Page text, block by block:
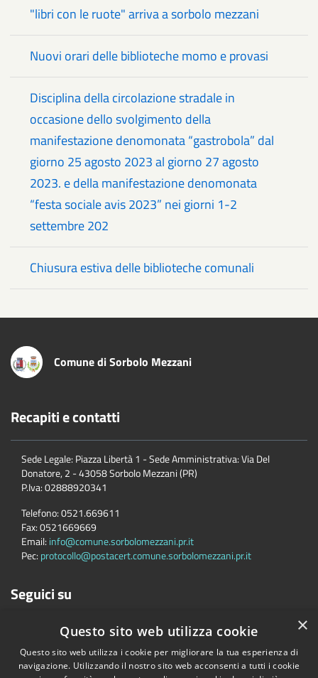
"libri con le ruote" arriva a sorbolo mezzani
Nuovi orari delle biblioteche momo e provasi
Disciplina della circolazione stradale in
occasione dello svolgimento della
manifestazione denomonata “gastrobola” dal
giorno 25 agosto 2023 al giorno 27 agosto
2023. e della manifestazione denomonata
“festa sociale avis 2023” nei giorni 1-2
settembre 202
Chiusura estiva delle biblioteche comunali
Comune di Sorbolo Mezzani
Recapiti e contatti
Sede Legale: Piazza Libertà 1 - Sede Amministrativa: Via Del
Donatore, 2 - 43058 Sorbolo Mezzani (PR)
P.Iva:02888920341
Telefono:0521.669611
Fax:0521669669
Email: info@comune.sorbolomezzani.pr.it
Pec: protocollo@postacert.comune.sorbolomezzani.pr.it
Seguici su
×
Questo sito web utilizza cookie
Questo sito web utilizza i cookie per migliorare la tua esperienza di
navigazione. Utilizzando il nostro sito web acconsenti a tutti i cookie